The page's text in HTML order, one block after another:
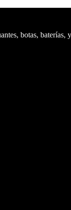
botas, baterías,